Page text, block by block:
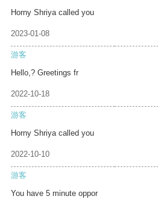
Horny Shriya called you
2023-01-08
游客
Hello,? Greetings fr
2022-10-18
游客
Horny Shriya called you
2022-10-10
游客
You have 5 minute oppor